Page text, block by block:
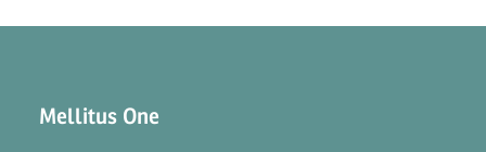
Mellitus One